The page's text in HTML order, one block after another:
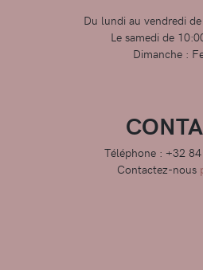
Du lundi au vendredi
Le samedi de
Dimanche :
Téléphone : +32
Contactez-nous